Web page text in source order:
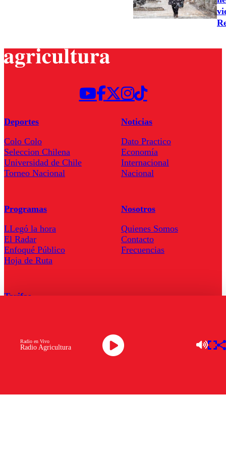
Radio Agricultura
Radio en Vivo
Deportes
Colo Colo
Seleccion Chilena
Universidad de Chile
Torneo Nacional
Noticias
Dato Practico
Economía
Internacional
Nacional
Programas
LLegó la hora
El Radar
Enfoqué Público
Hoja de Ruta
Nosotros
Quienes Somos
Contacto
Frecuencias
Tarifas
Descarga la APP